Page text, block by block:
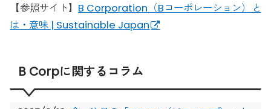
【参照サイト】 B Corporation（Bコーポレーション）と
は・意味 | Sustainable Japan
B Corpに関するコラム